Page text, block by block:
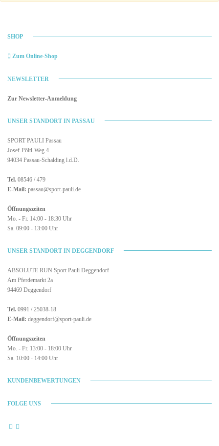
SHOP
Zum Online-Shop
NEWSLETTER
Zur Newsletter-Anmeldung
UNSER STANDORT IN PASSAU
SPORT PAULI Passau
Josef-Pöltl-Weg 4
94034 Passau-Schalding l.d.D.
Tel. 08546 / 479
E-Mail: passau@sport-pauli.de
Öffnungszeiten
Mo. - Fr. 14:00 - 18:30 Uhr
Sa. 09:00 - 13:00 Uhr
UNSER STANDORT IN DEGGENDORF
ABSOLUTE RUN Sport Pauli Deggendorf
Am Pferdemarkt 2a
94469 Deggendorf
Tel. 0991 / 25038-18
E-Mail: deggendorf@sport-pauli.de
Öffnungszeiten
Mo. - Fr. 13:00 - 18:00 Uhr
Sa. 10:00 - 14:00 Uhr
KUNDENBEWERTUNGEN
FOLGE UNS